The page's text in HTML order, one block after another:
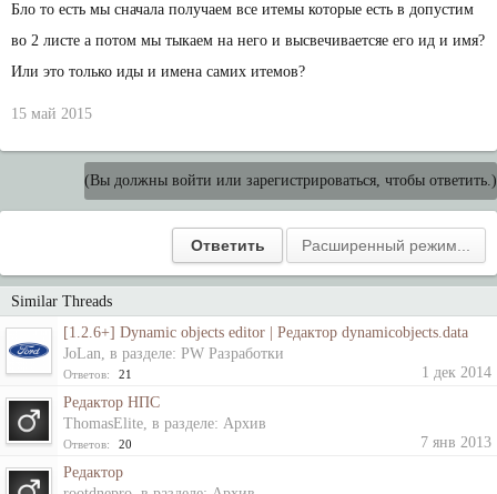
Бло то есть мы сначала получаем все итемы которые есть в допустим
во 2 листе а потом мы тыкаем на него и высвечиваетсяе его ид и имя?
Или это только иды и имена самих итемов?
15 май 2015
(Вы должны войти или зарегистрироваться, чтобы ответить.)
Similar Threads
[1.2.6+] Dynamic objects editor | Редактор dynamicobjects.data
JoLan, в разделе: PW Разработки
Ответов: 21
1 дек 2014
Редактор НПС
ThomasElite, в разделе: Архив
Ответов: 20
7 янв 2013
Редактор